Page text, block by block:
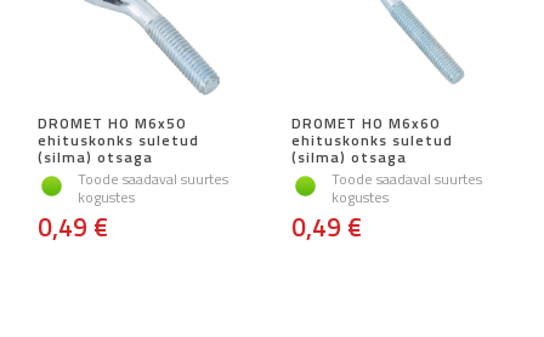
DROMET HO M6x50
ehituskonks suletud
(silma) otsaga
Toode saadaval suurtes
kogustes
0,49 €
DROMET HO M6x60
ehituskonks suletud
(silma) otsaga
Toode saadaval suurtes
kogustes
0,49 €